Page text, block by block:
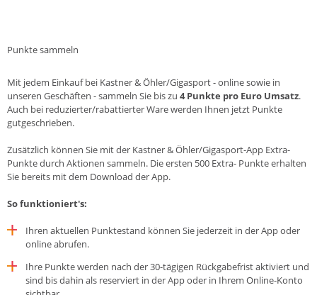
Punkte sammeln
Mit jedem Einkauf bei Kastner & Öhler/Gigasport - online sowie in
unseren Geschäften - sammeln Sie bis zu 4 Punkte pro Euro Umsatz.
Auch bei reduzierter/rabattierter Ware werden Ihnen jetzt Punkte
gutgeschrieben.
Zusätzlich können Sie mit der Kastner & Öhler/Gigasport-App Extra-
Punkte durch Aktionen sammeln. Die ersten 500 Extra- Punkte erhalten
Sie bereits mit dem Download der App.
So funktioniert's:
Ihren aktuellen Punktestand können Sie jederzeit in der App oder
online abrufen.
Ihre Punkte werden nach der 30-tägigen Rückgabefrist aktiviert und
sind bis dahin als reserviert in der App oder in Ihrem Online-Konto